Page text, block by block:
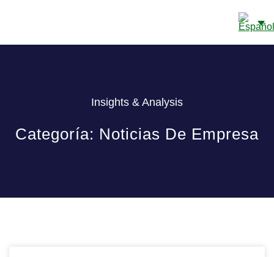
Insights & Analysis
Categoría: Noticias De Empresa